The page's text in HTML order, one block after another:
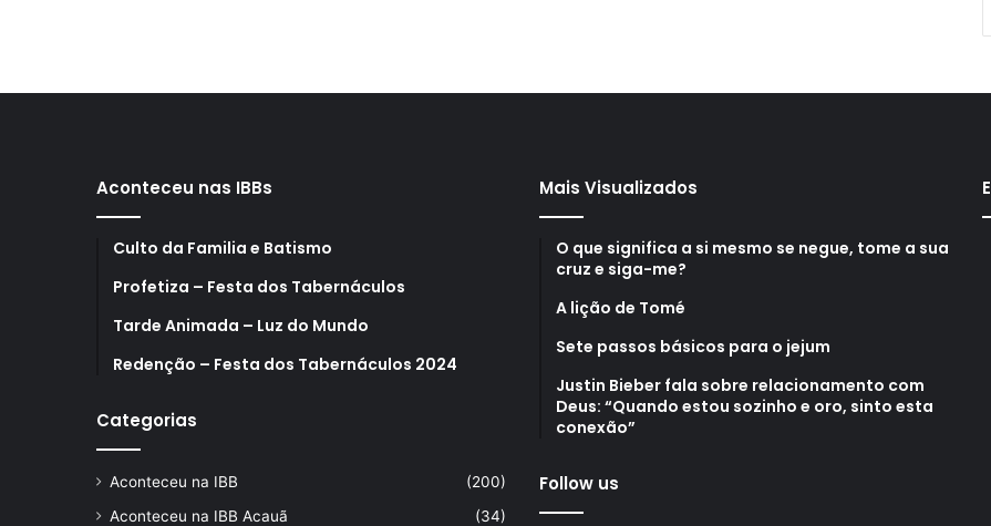
Aconteceu nas IBBs
Culto da Familia e Batismo
Profetiza – Festa dos Tabernáculos
Tarde Animada – Luz do Mundo
Redenção – Festa dos Tabernáculos 2024
Categorias
Aconteceu na IBB
(200)
Aconteceu na IBB Acauã
(34)
Mais Visualizados
O que significa a si mesmo se negue, tome a sua
cruz e siga-me?
A lição de Tomé
Sete passos básicos para o jejum
Justin Bieber fala sobre relacionamento com
Deus: “Quando estou sozinho e oro, sinto esta
conexão”
Follow us